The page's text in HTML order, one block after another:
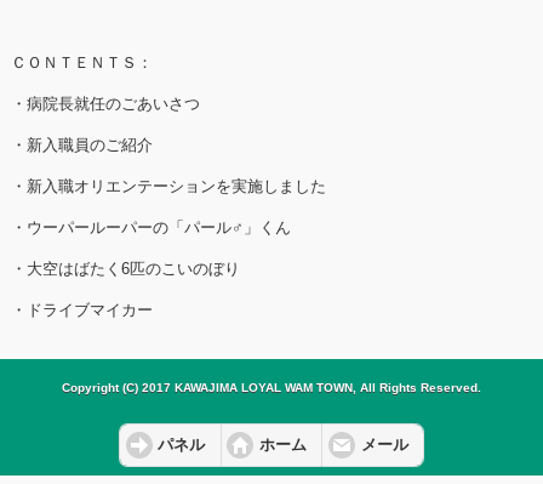
ＣＯＮＴＥＮＴＳ：
・病院長就任のごあいさつ
・新入職員のご紹介
・新入職オリエンテーションを実施しました
・ウーパールーパーの「パール♂」くん
・大空はばたく6匹のこいのぼり
・ドライブマイカー
Copyright (C) 2017 KAWAJIMA LOYAL WAM TOWN, All Rights Reserved.
パネル ホーム メール